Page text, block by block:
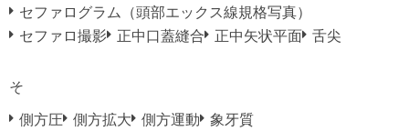
セファログラム（頭部エックス線規格写真）
セファロ撮影
正中口蓋縫合 正中矢状平面 舌尖
そ
側方圧 側方拡大 側方運動 象牙質